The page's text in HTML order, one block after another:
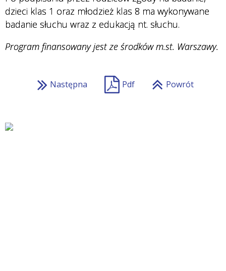
dzieci klas 1 oraz młodzież klas 8 ma wykonywane
badanie słuchu wraz z edukacją nt. słuchu.
Program finansowany jest ze środków m.st. Warszawy.
Następna Pdf Powrót